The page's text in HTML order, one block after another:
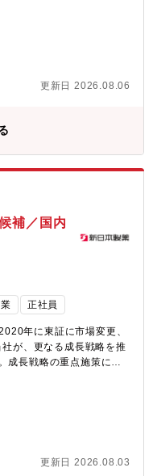
たい方、専門性を磨いて
しています◎
造がサービスごとにバラ
いう課題が生じていま
像を可視化し、今後の最
ただきます。■プロダク
ックオフィス業務フロー
署横断での調整・合意形
ションでは、運用上の課
上で、現場の制約を踏ま
連携しながら実装・運
に機能する仕組みとして
くことを期待していま
・新サービス立ち上げに
対象とした横断プロジェ
た、業務プロセス再設計
める環境。■事業拡大や
しており、横断的な全体
スごとに異なるDBやシ
、オペレーションなど多
クトを与えられる。■まだ
からつくる」創造フェー
ォーム開発室への配属と
医療プラットフォーム事
世代医療PF「MEDLEY
。レセプトコンピュータ
更新日 2026.08.06
補／国内
正社員
年に東証に市場変更、
が、更なる成長戦略を推
成長戦略の重点施策に深
期経営計画の策定・成長
算策定、など全社の
に向けた社内各部門との
ト■教育研修・入社後のイ
ールインワン美容液ジェ
更新日 2026.08.03